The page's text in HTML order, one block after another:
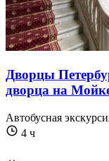
Дворцы
дворца на
Автобусная
4 ч